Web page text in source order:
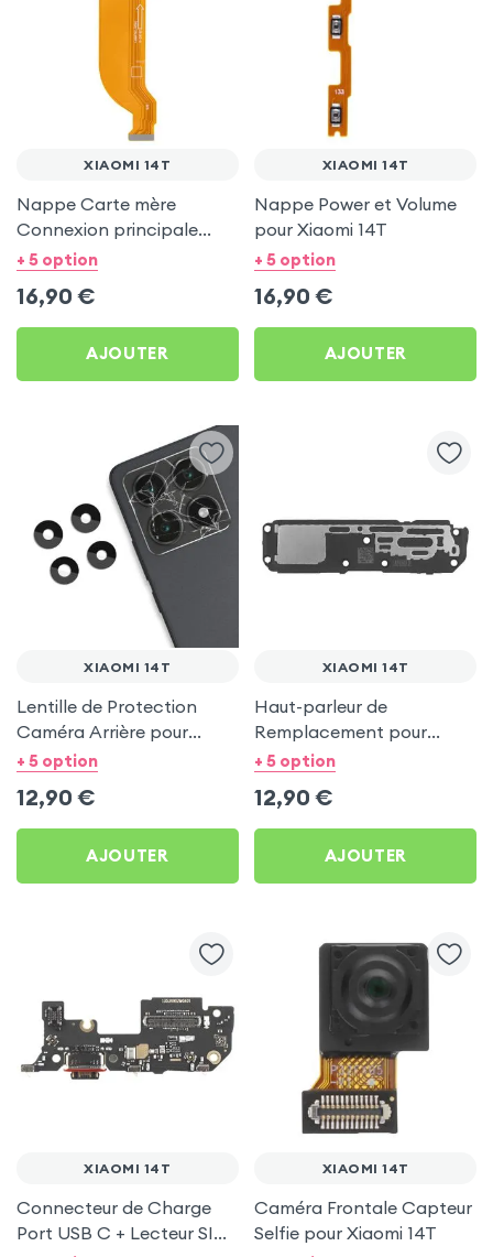
XIAOMI 14T
Nappe Carte mère
Connexion principale
pour Xiaomi 14T
+ 5 option
16,90 €
AJOUTER
XIAOMI 14T
Nappe Power et Volume
pour Xiaomi 14T
+ 5 option
16,90 €
AJOUTER
XIAOMI 14T
Lentille de Protection
Caméra Arrière pour
Xiaomi 14T
+ 5 option
12,90 €
AJOUTER
XIAOMI 14T
Haut-parleur de
Remplacement pour
Xiaomi 14T
+ 5 option
12,90 €
AJOUTER
XIAOMI 14T
Connecteur de Charge
Port USB C + Lecteur SIM
XIAOMI 14T
Caméra Frontale Capteur
Selfie pour Xiaomi 14T